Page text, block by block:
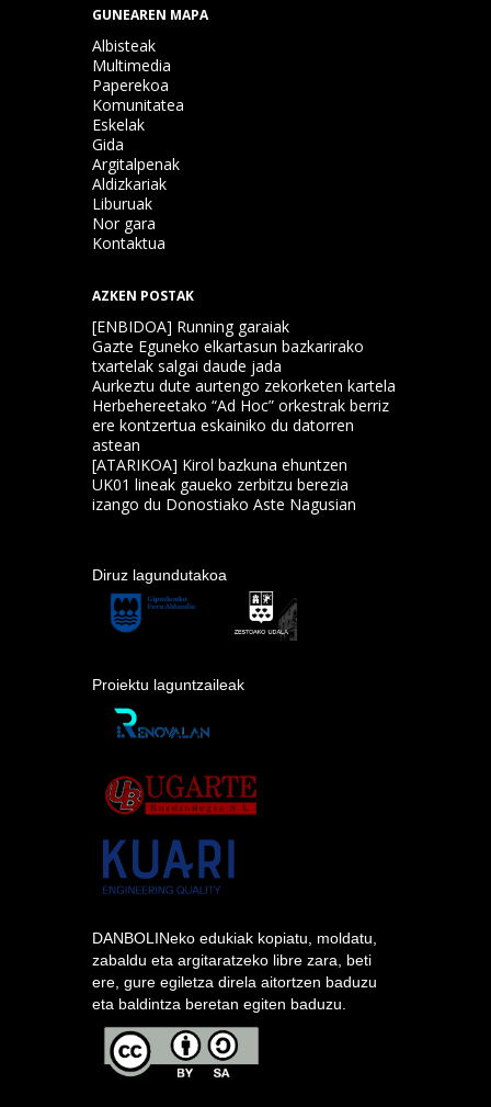
GUNEAREN MAPA
Albisteak
Multimedia
Paperekoa
Komunitatea
Eskelak
Gida
Argitalpenak
Aldizkariak
Liburuak
Nor gara
Kontaktua
AZKEN POSTAK
[ENBIDOA] Running garaiak
Gazte Eguneko elkartasun bazkarirako
txartelak salgai daude jada
Aurkeztu dute aurtengo zekorketen kartela
Herbehereetako “Ad Hoc” orkestrak berriz
ere kontzertua eskainiko du datorren
astean
[ATARIKOA] Kirol bazkuna ehuntzen
UK01 lineak gaueko zerbitzu berezia
izango du Donostiako Aste Nagusian
Diruz lagundutakoa
Proiektu laguntzaileak
DANBOLINeko edukiak kopiatu, moldatu,
zabaldu eta argitaratzeko libre zara, beti
ere, gure egiletza direla aitortzen baduzu
eta baldintza beretan egiten baduzu.